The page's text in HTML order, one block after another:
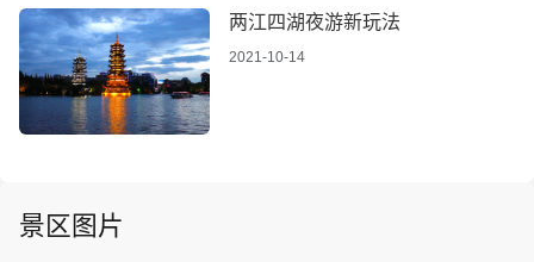
两江四湖夜游新玩法
2021-10-14
景区图片